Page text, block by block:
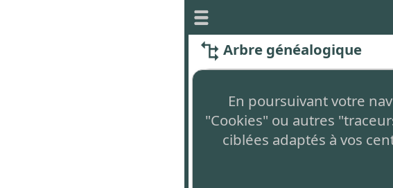
En poursuivant votre
"Cookies" ou autres
ciblées adaptés à vos
Arbre généalogique
REBOTIER Guillaume
REBOTIER Pierre
REBOTIER Jean
REBOTIER Pierre